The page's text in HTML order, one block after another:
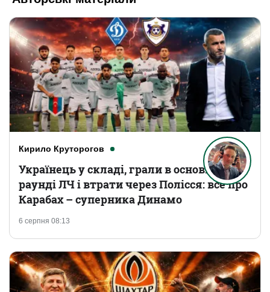
Кирило Круторогов
6 серпня 08:13
Українець у складі, грали в основному
раунді ЛЧ і втрати через Полісся: все про
Карабах – суперника Динамо